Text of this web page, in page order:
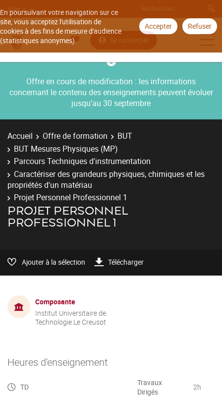
En poursuivant votre navigation sur ce
site, vous acceptez l'utilisation de
cookies à des fins de mesure d'audience
(statistiques anonymes).
Accepter Refuser
Aller à
Se connecter
Offre en cours de modification : les informations
concernant le contenu des enseignements peuvent évoluer
jusqu’au 30 septembre
Accueil Offre de formation
BUT
BUT Mesures Physiques (MP)
Parcours Techniques d'instrumentation
Caractériser des grandeurs physiques, chimiques et les
propriétés d'un matériau
Projet Personnel Professionnel 1
PROJET PERSONNEL
PROFESSIONNEL 1
Ajouter à la sélection Télécharger
Composante
Institut Universitaire de
Technologie Le Creusot
Heures d'enseignement
TD
Travaux
Dirigés
2h